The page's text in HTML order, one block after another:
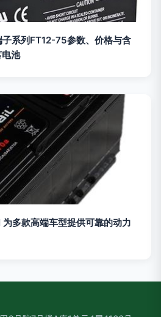
系列FT12-75参数、价格与含
池
多款高端车型提供可靠的动力